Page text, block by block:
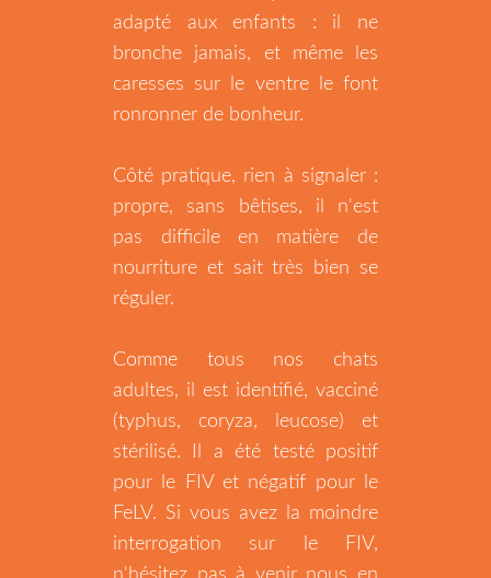
adapté aux enfants : il ne
bronche jamais, et même les
caresses sur le ventre le font
ronronner de bonheur.
Côté pratique, rien à signaler :
propre, sans bêtises, il n'est
pas difficile en matière de
nourriture et sait très bien se
réguler.
Comme tous nos chats
adultes, il est identifié, vacciné
(typhus, coryza, leucose) et
stérilisé. Il a été testé positif
pour le FIV et négatif pour le
FeLV. Si vous avez la moindre
interrogation sur le FIV,